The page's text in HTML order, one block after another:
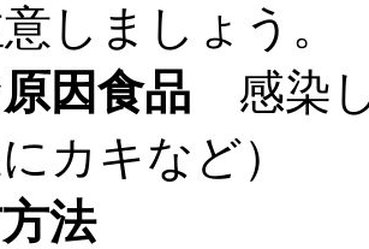
しましょう。
因食品 感染
カキなど）
法